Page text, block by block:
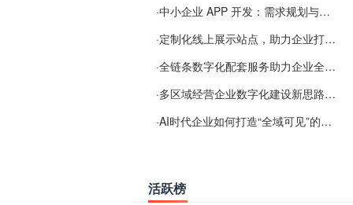
·中小企业 APP 开发：需求规划与项目落地避坑经验分享
·定制化线上展示站点，助力企业打通线上经营渠道
·全链条数字化配套服务助力企业全域线上经营
·多区域经营企业数字化建设新思路：多端载体与地域检索一体化落地思路分享
·AI时代企业如何打造“全域可见”的数字资产？梓彤超越给出新解法
活跃榜